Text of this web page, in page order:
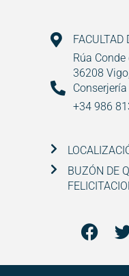
FACULTAD
Rúa
36208
Conserjería
+34 986
BUZÓN DE